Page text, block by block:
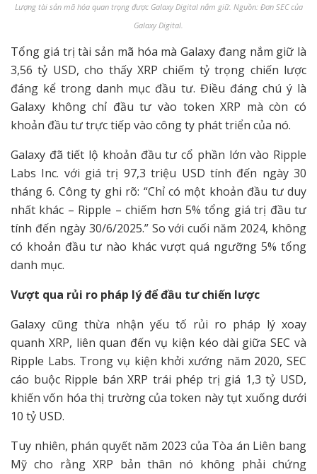
Lượng tài sản mã hóa quan trọng được Galaxy Digital nắm giữ. Nguồn: Đơn SEC của
Galaxy Digital.
Tổng giá trị tài sản mã hóa mà Galaxy đang nắm giữ là
3,56 tỷ USD, cho thấy XRP chiếm tỷ trọng chiến lược
đáng kể trong danh mục đầu tư. Điều đáng chú ý là
Galaxy không chỉ đầu tư vào token XRP mà còn có
khoản đầu tư trực tiếp vào công ty phát triển của nó.
Galaxy đã tiết lộ khoản đầu tư cổ phần lớn vào Ripple
Labs Inc. với giá trị 97,3 triệu USD tính đến ngày 30
tháng 6. Công ty ghi rõ: “Chỉ có một khoản đầu tư duy
nhất khác – Ripple – chiếm hơn 5% tổng giá trị đầu tư
tính đến ngày 30/6/2025.” So với cuối năm 2024, không
có khoản đầu tư nào khác vượt quá ngưỡng 5% tổng
danh mục.
Vượt qua rủi ro pháp lý để đầu tư chiến lược
Galaxy cũng thừa nhận yếu tố rủi ro pháp lý xoay
quanh XRP, liên quan đến vụ kiện kéo dài giữa SEC và
Ripple Labs. Trong vụ kiện khởi xướng năm 2020, SEC
cáo buộc Ripple bán XRP trái phép trị giá 1,3 tỷ USD,
khiến vốn hóa thị trường của token này tụt xuống dưới
10 tỷ USD.
Tuy nhiên, phán quyết năm 2023 của Tòa án Liên bang
Mỹ cho rằng XRP bản thân nó không phải chứng